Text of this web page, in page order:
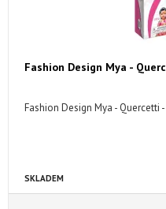
Fashion Design Mya -
Fashion Design Mya - Quercetti
SKLADEM